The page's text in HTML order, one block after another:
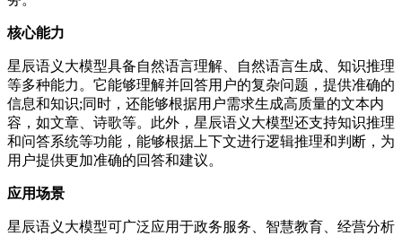
核心能力
星辰语义大模型具备自然语言理解、自然语言生成、知识推理
等多种能力。它能够理解并回答用户的复杂问题，提供准确的
信息和知识;同时，还能够根据用户需求生成高质量的文本内
容，如文章、诗歌等。此外，星辰语义大模型还支持知识推理
和问答系统等功能，能够根据上下文进行逻辑推理和判断，为
用户提供更加准确的回答和建议。
应用场景
星辰语义大模型可广泛应用于政务服务、智慧教育、经营分析